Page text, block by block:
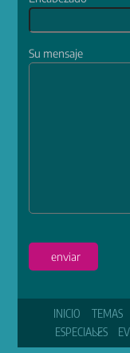
Su mensaje
enviar
INICIO TEMAS
ESPECIALES